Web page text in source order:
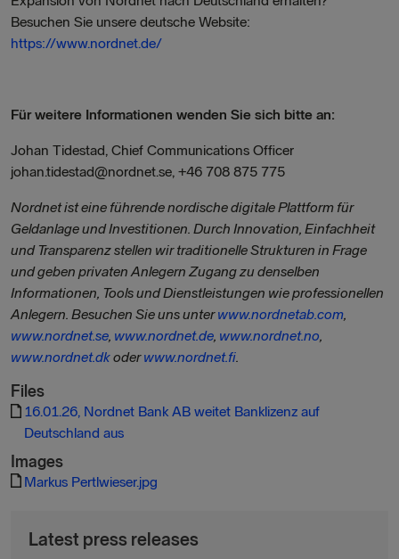
Besuchen Sie unsere deutsche Website:
https://www.nordnet.de/
Für weitere Informationen wenden Sie sich bitte an:
Johan Tidestad, Chief Communications Officer
johan.tidestad@nordnet.se, +46 708 875 775
Nordnet ist eine führende nordische digitale Plattform für
Geldanlage und Investitionen. Durch Innovation, Einfachheit
und Transparenz stellen wir traditionelle Strukturen in Frage
und geben privaten Anlegern Zugang zu denselben
Informationen, Tools und Dienstleistungen wie professionellen
Anlegern. Besuchen Sie uns unterwww.nordnetab.com,
www.nordnet.se, www.nordnet.de, www.nordnet.no,
www.nordnet.dkoderwww.nordnet.fi.
Files
16.01.26, Nordnet Bank AB weitet Banklizenz auf
Deutschland aus
Images
Markus Pertlwieser.jpg
Latest press releases